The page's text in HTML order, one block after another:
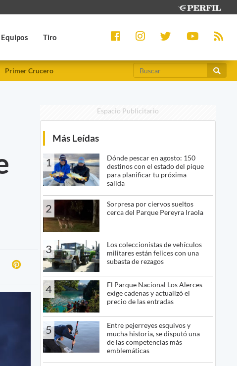
Equipos Tiro
Primer Crucero
Espacio Publicitario
Más Leídas
1
Dónde pescar en agosto: 150
destinos con el estado del pique
para planificar tu próxima
salida
2
Sorpresa por ciervos sueltos
cerca del Parque Pereyra Iraola
3
Los coleccionistas de vehículos
militares están felices con una
subasta de rezagos
4
El Parque Nacional Los Alerces
exige cadenas y actualizó el
precio de las entradas
5
Entre pejerreyes esquivos y
mucha historia, se disputó una
de las competencias más
emblemáticas